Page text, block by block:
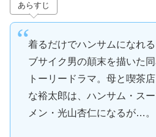
あらすじ
着るだけでハンサムになれ
ブサイク男の顛末を描いた
トーリードラマ。母と喫茶
な裕太郎は、ハンサム・ス
メン・光山杏仁になるが…。